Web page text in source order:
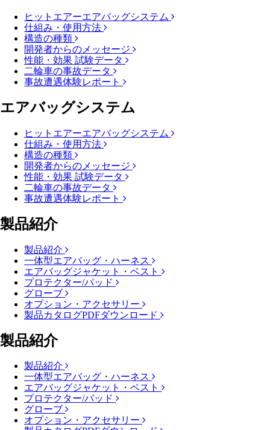
ヒットエアーエアバッグシステム
仕組み・使用方法
構造の種類
開発者からのメッセージ
性能・効果 試験データ
二輪車の事故データ
事故遭遇体験レポート
エアバッグシステム
ヒットエアーエアバッグシステム
仕組み・使用方法
構造の種類
開発者からのメッセージ
性能・効果 試験データ
二輪車の事故データ
事故遭遇体験レポート
製品紹介
製品紹介
一体型エアバッグ・ハーネス
エアバッグジャケット・ベスト
プロテクター/パッド
グローブ
オプション・アクセサリー
製品カタログPDFダウンロード
製品紹介
製品紹介
一体型エアバッグ・ハーネス
エアバッグジャケット・ベスト
プロテクター/パッド
グローブ
オプション・アクセサリー